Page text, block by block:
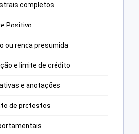
completos
Positivo
ou renda presumida
e limite de crédito
e anotações
de protestos